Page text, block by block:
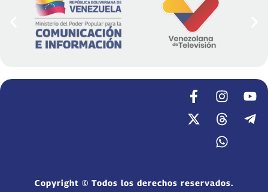
Copyright © Todos los derechos reservados.